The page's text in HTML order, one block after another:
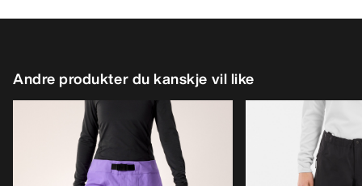
Andre produkter du kanskje vil like